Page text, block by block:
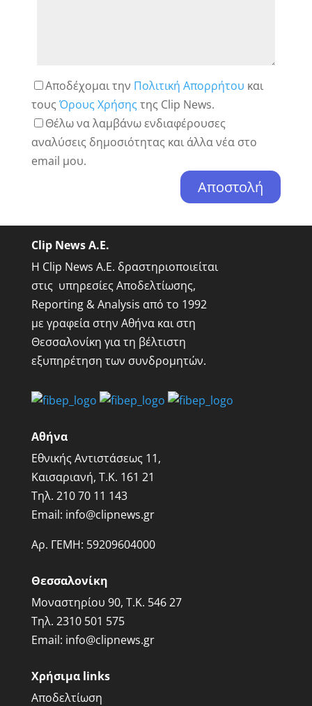
Αποδέχομαι την Πολιτική Απορρήτου και
τους Όρους Χρήσης της Clip News.
Θέλω να λαμβάνω ενδιαφέρουσες
αναλύσεις δημοσιότητας και άλλα νέα στο
email μου.
Clip News A.E.
Η Clip News A.E. δραστηριοποιείται
στις υπηρεσίες Αποδελτίωσης,
Reporting & Analysis από το 1992
με γραφεία στην Αθήνα και στη
Θεσσαλονίκη για τη βέλτιστη
εξυπηρέτηση των συνδρομητών.
Αθήνα
Εθνικής Αντιστάσεως 11,
Καισαριανή, Τ.Κ. 161 21
Τηλ. 210 70 11 143
Email: info@clipnews.gr
Αρ. ΓΕΜΗ: 59209604000
Θεσσαλονίκη
Μοναστηρίου 90, Τ.Κ. 546 27
Τηλ. 2310 501 575
Email: info@clipnews.gr
Χρήσιμα links
Αποδελτίωση